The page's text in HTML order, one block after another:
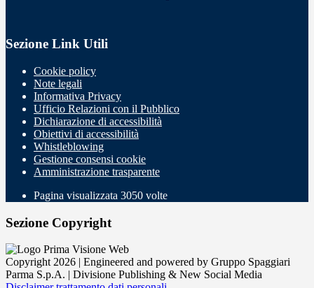
Sezione Link Utili
Cookie policy
Note legali
Informativa Privacy
Ufficio Relazioni con il Pubblico
Dichiarazione di accessibilità
Obiettivi di accessibilità
Whistleblowing
Gestione consensi cookie
Amministrazione trasparente
Pagina visualizzata 3050 volte
Sezione Copyright
Copyright 2026 | Engineered and powered by Gruppo Spaggiari
Parma S.p.A. | Divisione Publishing & New Social Media